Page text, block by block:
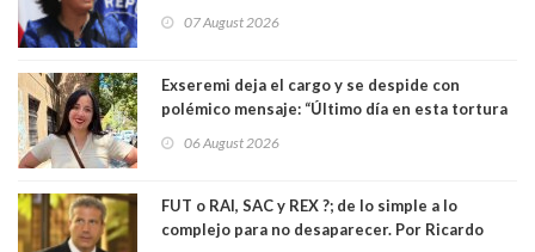
07 August 2026
Exseremi deja el cargo y se despide con
polémico mensaje: “Último día en esta tortura
06 August 2026
FUT o RAI, SAC y REX ?; de lo simple a lo
complejo para no desaparecer. Por Ricardo